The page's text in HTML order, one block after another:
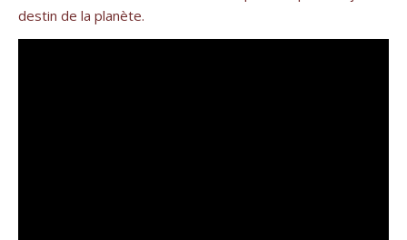
destin de la planète.